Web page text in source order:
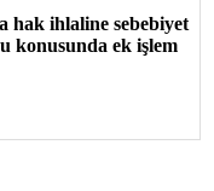
hak ihlaline sebebiyet
konusunda ek işlem